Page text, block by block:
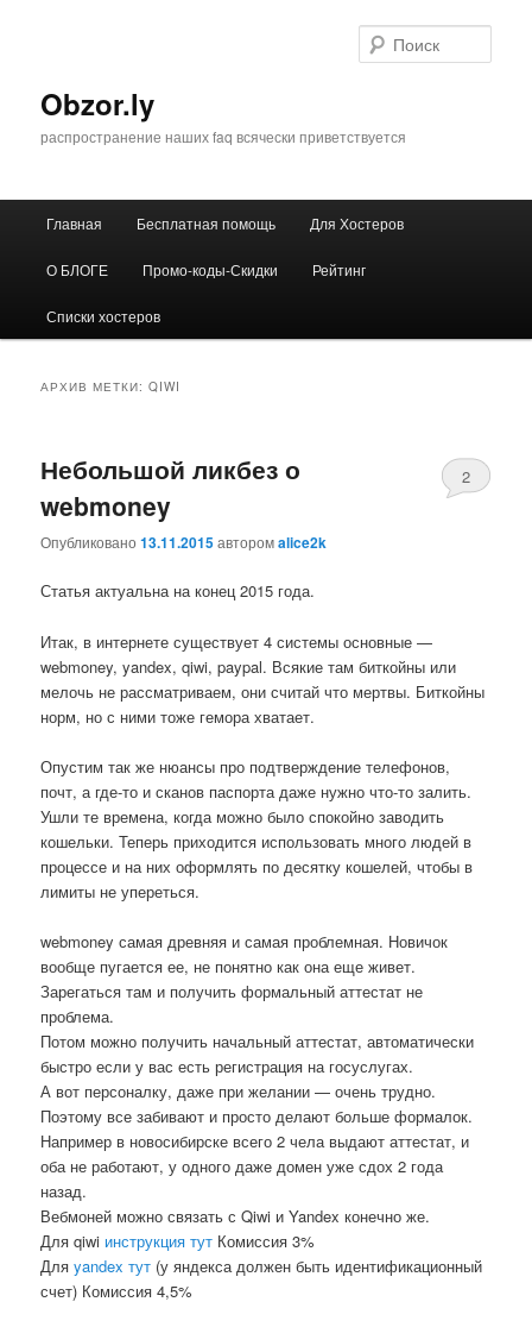
Obzor.ly
распространение наших faq всячески приветствуется
Главная Бесплатная помощь Для Хостеров
О БЛОГЕ Промо-коды-Скидки Рейтинг
Списки хостеров
АРХИВ МЕТКИ:QIWI
Небольшой ликбез о
webmoney
Опубликовано13.11.2015авторомalice2k
2
Статья актуальна на конец 2015 года.
Итак, в интернете существует 4 системы основные —
webmoney, yandex, qiwi, paypal. Всякие там биткойны или
мелочь не рассматриваем, они считай что мертвы. Биткойны
норм, но с ними тоже гемора хватает.
Опустим так же нюансы про подтверждение телефонов,
почт, а где-то и сканов паспорта даже нужно что-то залить.
Ушли те времена, когда можно было спокойно заводить
кошельки. Теперь приходится использовать много людей в
процессе и на них оформлять по десятку кошелей, чтобы в
лимиты не упереться.
webmoney самая древняя и самая проблемная. Новичок
вообще пугается ее, не понятно как она еще живет.
Зарегаться там и получить формальный аттестат не
проблема.
Потом можно получить начальный аттестат, автоматически
быстро если у вас есть регистрация на госуслугах.
А вот персоналку, даже при желании — очень трудно.
Поэтому все забивают и просто делают больше формалок.
Например в новосибирске всего 2 чела выдают аттестат, и
оба не работают, у одного даже домен уже сдох 2 года
назад.
Вебмоней можно связать с Qiwi и Yandex конечно же.
Для qiwi инструкция тут Комиссия 3%
Дляyandex тут (у яндекса должен быть идентификационный
счет) Комиссия 4,5%